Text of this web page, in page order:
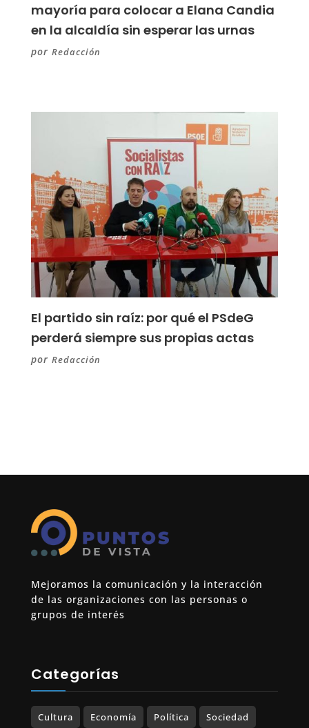
mayoría para colocar a Elana Candia
en la alcaldía sin esperar las urnas
por Redacción
El partido sin raíz: por qué el PSdeG
perderá siempre sus propias actas
por Redacción
Mejoramos la comunicación y la interacción
de las organizaciones con las personas o
grupos de interés
Categorías
Cultura Economía Política Sociedad